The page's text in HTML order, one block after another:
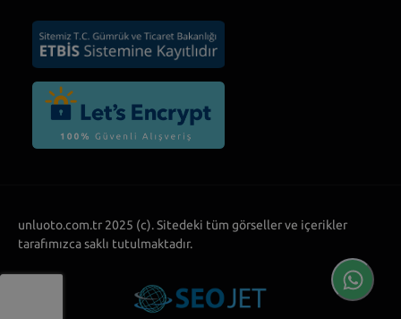
unluoto.com.tr 2025 (c). Sitedeki tüm görseller ve içerikler
tarafımızca saklı tutulmaktadır.